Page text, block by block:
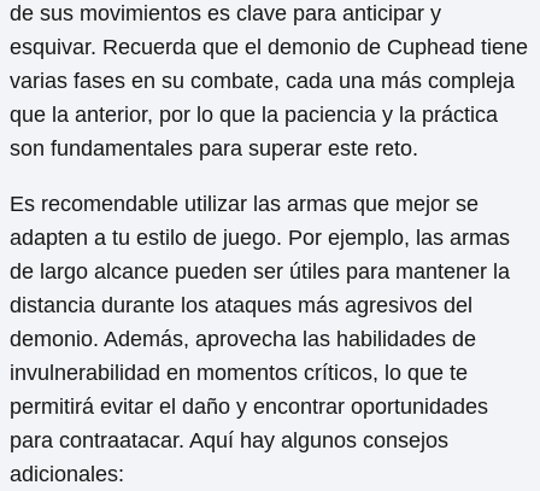
de sus movimientos es clave para anticipar y
esquivar. Recuerda que el demonio de Cuphead tiene
varias fases en su combate, cada una más compleja
que la anterior, por lo que la paciencia y la práctica
son fundamentales para superar este reto.
Es recomendable utilizar las armas que mejor se
adapten a tu estilo de juego. Por ejemplo, las armas
de largo alcance pueden ser útiles para mantener la
distancia durante los ataques más agresivos del
demonio. Además, aprovecha las habilidades de
invulnerabilidad en momentos críticos, lo que te
permitirá evitar el daño y encontrar oportunidades
para contraatacar. Aquí hay algunos consejos
adicionales: